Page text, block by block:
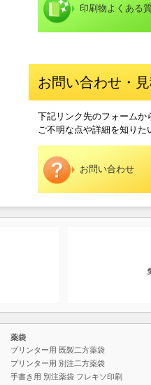
印刷物よくある
お問い合わせ・
下記リンク先のフォームか
ご不明な点や詳細を知りた
お問い合わせ
薬袋
プリンター用 既製二方薬袋
プリンター用 別注二方薬袋
手書き用 別注薬袋 フレキソ印刷